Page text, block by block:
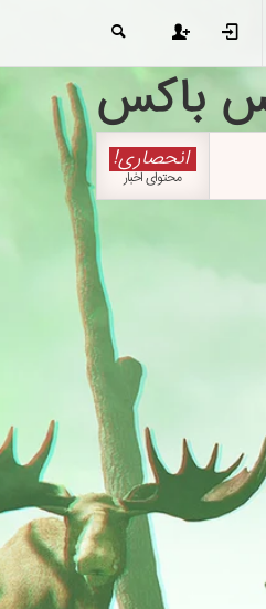
باکس
انحصاری!
محتوای اخبار